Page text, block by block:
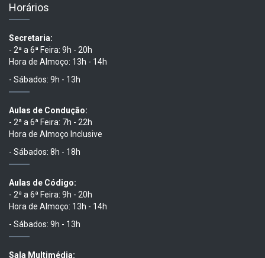
Horários
Secretaria:
- 2ª a 6ª Feira: 9h - 20h
Hora de Almoço: 13h - 14h
- Sábados: 9h - 13h
Aulas de Condução:
- 2ª a 6ª Feira: 7h - 22h
Hora de Almoço Inclusive
- Sábados: 8h - 18h
Aulas de Código:
- 2ª a 6ª Feira: 9h - 20h
Hora de Almoço: 13h - 14h
- Sábados: 9h - 13h
Sala Multimédia: